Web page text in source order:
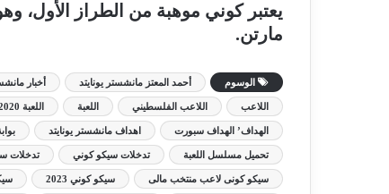
يعتبر كوني موهبة من الطراز
مارتن.
الوسوم أحمد المعتز مانشستر يونايتد أخبار
اللاعب اللاعب الفلسطيني اللعبة اللعبة 2020
الهداف’ الهداف سبورت اهداف مانشستر يونايتد
تحميل مسلسل اللعبة تدخلات سيكو كوني تدخلات
سيكو كونى لاعب منتخب مالى سيكو كوني 2023